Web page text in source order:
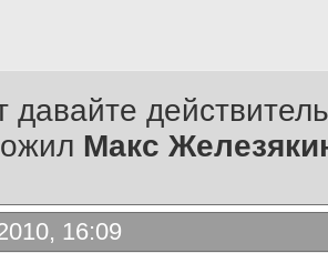
давайте
Макс
16:09